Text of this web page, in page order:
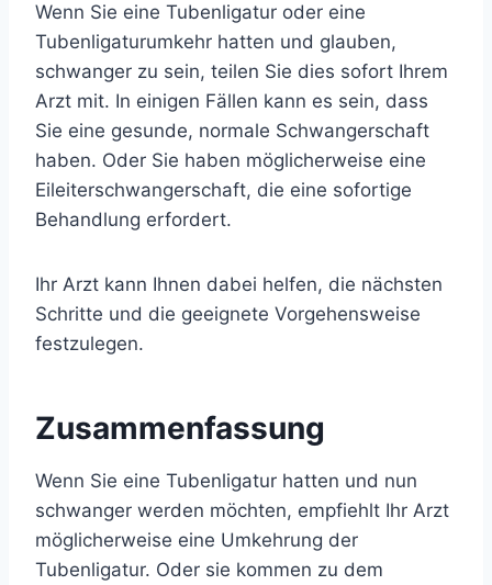
Wenn Sie eine Tubenligatur oder eine
Tubenligaturumkehr hatten und glauben,
schwanger zu sein, teilen Sie dies sofort Ihrem
Arzt mit. In einigen Fällen kann es sein, dass
Sie eine gesunde, normale Schwangerschaft
haben. Oder Sie haben möglicherweise eine
Eileiterschwangerschaft, die eine sofortige
Behandlung erfordert.
Ihr Arzt kann Ihnen dabei helfen, die nächsten
Schritte und die geeignete Vorgehensweise
festzulegen.
Zusammenfassung
Wenn Sie eine Tubenligatur hatten und nun
schwanger werden möchten, empfiehlt Ihr Arzt
möglicherweise eine Umkehrung der
Tubenligatur. Oder sie kommen zu dem